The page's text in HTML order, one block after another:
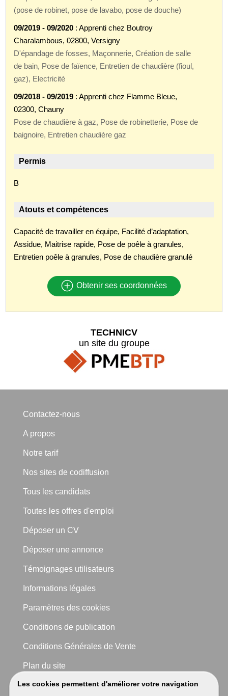
(pose de robinet, pose de lavabo, pose de douche)
09/2019 - 09/2020 : Apprenti chez Boutroy
Charalambous, 02800, Versigny
D'épandage de fosses, Maçonnerie, Création de salle
de bain, Pose de faïence, Entretien de chaudière (fioul,
gaz), Electricité
09/2018 - 09/2019 : Apprenti chez Flamme Bleue,
02300, Chauny
Pose de chaudière à gaz, Pose de robinetterie, Pose de
baignoire, Entretien chaudière gaz
Permis
B
Atouts et compétences
Capacité de travailler en équipe, Facilité d’adaptation,
Assidue, Maitrise rapide, Pose de poêle à granules,
Entretien poêle à granules, Pose de chaudière granulé
Obtenir ses coordonnées
Les cookies permettent d'améliorer votre navigation
TECHNICV
un site du groupe
Contactez-nous
A propos
Notre tarif
Nos sites de codiffusion
Tous les candidats
Toutes les offres d'emploi
Déposer un CV
Déposer une annonce
Témoignages utilisateurs
Informations légales
Paramètres des cookies
Conditions de publication
Conditions Générales de Vente
Plan du site